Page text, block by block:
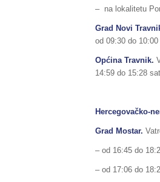
– na lokalitetu
Grad Novi
od 09:30 do
Općina Travnik.
14:59 do 15:28
Hercegovačko-
Grad Mostar.
– od 16:45 do
– od 17:06 do